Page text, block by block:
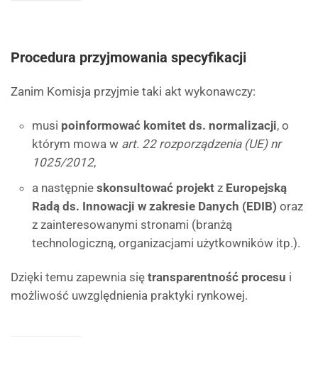
Procedura przyjmowania specyfikacji
Zanim Komisja przyjmie taki akt wykonawczy:
musi poinformować komitet ds. normalizacji, o
którym mowa w art. 22 rozporządzenia (UE) nr
1025/2012,
a następnie skonsultować projekt z Europejską
Radą ds. Innowacji w zakresie Danych (EDIB) oraz
z zainteresowanymi stronami (branżą
technologiczną, organizacjami użytkowników itp.).
Dzięki temu zapewnia się transparentność procesu i
możliwość uwzględnienia praktyki rynkowej.